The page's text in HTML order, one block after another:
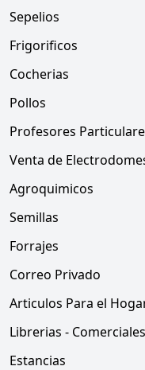
Sepelios
Frigorificos
Cocherias
Pollos
Profesores
Venta de
Agroquimicos
Semillas
Forrajes
Correo Privado
Articulos Para el
Librerias - Comerciales
Estancias